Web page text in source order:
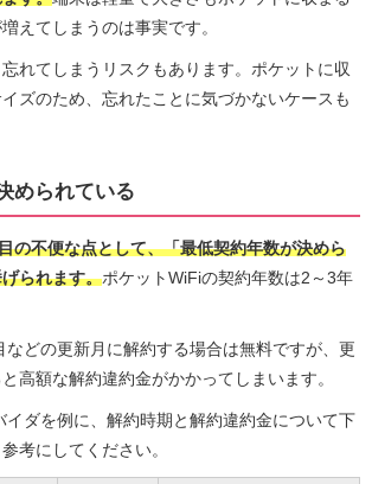
えてしまうのは事実です。
れてしまうリスクもあります。ポケットに収
ズのため、忘れたことに気づかないケースも
められている
の不便な点として、「最低契約年数が決めら
られます。ポケットWiFiの契約年数は2～3年
などの更新月に解約する場合は無料ですが、更
高額な解約違約金がかかってしまいます。
イダを例に、解約時期と解約違約金について下
考にしてください。